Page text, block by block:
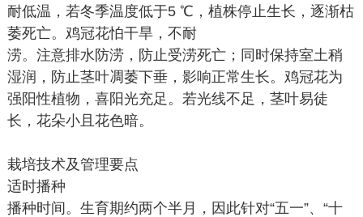
耐低温，若冬季温度低于5 ℃，植株停止生长，逐渐枯
萎死亡。鸡冠花怕干旱，不耐
涝。注意排水防涝，防止受涝死亡；同时保持室土稍
湿润，防止茎叶凋萎下垂，影响正常生长。鸡冠花为
强阳性植物，喜阳光充足。若光线不足，茎叶易徒
长，花朵小且花色暗。
栽培技术及管理要点
适时播种
播种时间。生育期约两个半月，因此针对“五一”、“十